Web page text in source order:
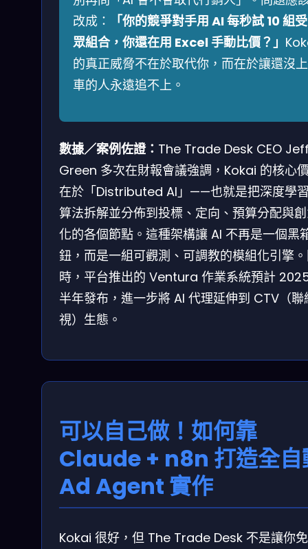
改成：
「你的競爭對手用 AI 每秒試 10 組受
眾組合，你還在用 Excel 手動比價？」
的真正威脅不在於取代你，而在於讓還沒上
車的人永遠追不上。
數據／案例佐證： The Trade Desk CEO
Green 多次在財報會議強調，Kokai 的核心
在於「Distributed AI」——也就是把深度學
算法拆解並分佈到投標、定向、預算分配與
化的各個節點。這種架構讓 AI 不再是一個黑
鈕，而是一組可觀測、可調教的模組化引擎
時，平台推出的 Ventura 作業系統預計
半年發布，進一步將 AI 代理延伸到 CTV（聯
視）生態。
可以自己做！如何靠
Claude + n8n 打造全自
Ad Agent 實作
Kokai 很好，但 The Trade Desk 不是讓你